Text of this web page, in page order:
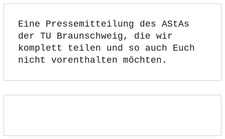
Eine Pressemitteilung des AStAs
der TU Braunschweig, die wir
komplett teilen und so auch Euch
nicht vorenthalten möchten.